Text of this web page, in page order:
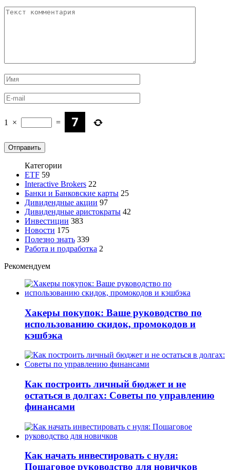
1 × =
Категории
ETF 59
Interactive Brokers 22
Банки и Банковские карты 25
Дивидендные акции 97
Дивидендные аристократы 42
Инвестиции 383
Новости 175
Полезно знать 339
Работа и подработка 2
Рекомендуем
Хакеры покупок: Ваше руководство по
использованию скидок, промокодов и
кэшбэка
Как построить личный бюджет и не
остаться в долгах: Советы по управлению
финансами
Как начать инвестировать с нуля:
Пошаговое руководство для новичков